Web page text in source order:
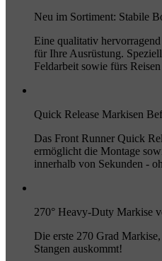
Neu im Sortiment: Stabile
Eine qualitativ
für Ihre Ausrüstung.
Feldarbeit sowie fürs
Quick Release Markisen
Das Front Runner Quick
ermöglicht die Montage
innerhalb von Sekunden -
270° Heavy-Duty Markise
Die erste 270 Grad
Stangen auskommt!